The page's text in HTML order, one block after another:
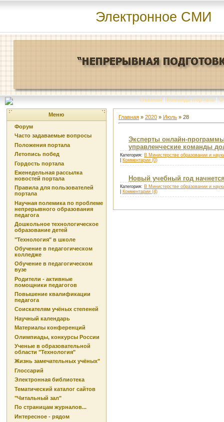
Электронное СМИ
Главная | Команда портала | О
Меню
Форум
Часто задаваемые вопросы
Положения портала
Летопись побед
Гордость портала
Еженедельная рассылка
новостей портала
Правила для пользователей
портала
Научная полемика по проблеме
непрерывного образования
педагога
Дошкольное технологическое
образование детей
"Технология" в школе
Обучение в педагогическом
колледже
Обучение в педагогическом
вузе
Родители - активные
помощники педагогов
Повышение квалификации
педагога
Соискателям учёных степеней
Научный календарь
Материалы конференций
Олимпиады, конкурсы России
Ученые в образовательной
области "Технология"
Жизнь замечательных учёных"
Глоссарий
Электронная библиотека
Тематический каталог сайтов
"Читальный зал"
По страницам журналов...
Интересное - рядом
Главная » 2020 » Июль » 28
Эксперты онлайн-
управленческие команды
Категория: В Министерстве образовании и
Комментарии (0)
Новый учебный год
Категория: В Министерстве образовании и
Комментарии (4)